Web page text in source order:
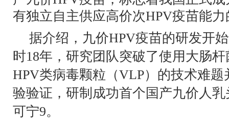
有独立自主供应高价次HPV疫苗能
据介绍，九价HPV疫苗的研发开
时18年，研究团队突破了使用大肠
HPV类病毒颗粒（VLP）的技术难
验验证，研制成功首个国产九价人
可宁9。